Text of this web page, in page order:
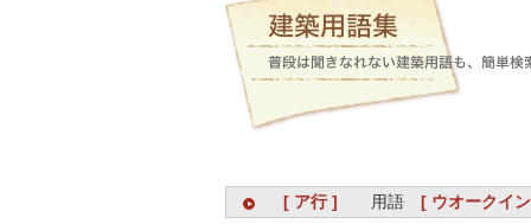
[ ア行 ] 用語 [ ウオークイ